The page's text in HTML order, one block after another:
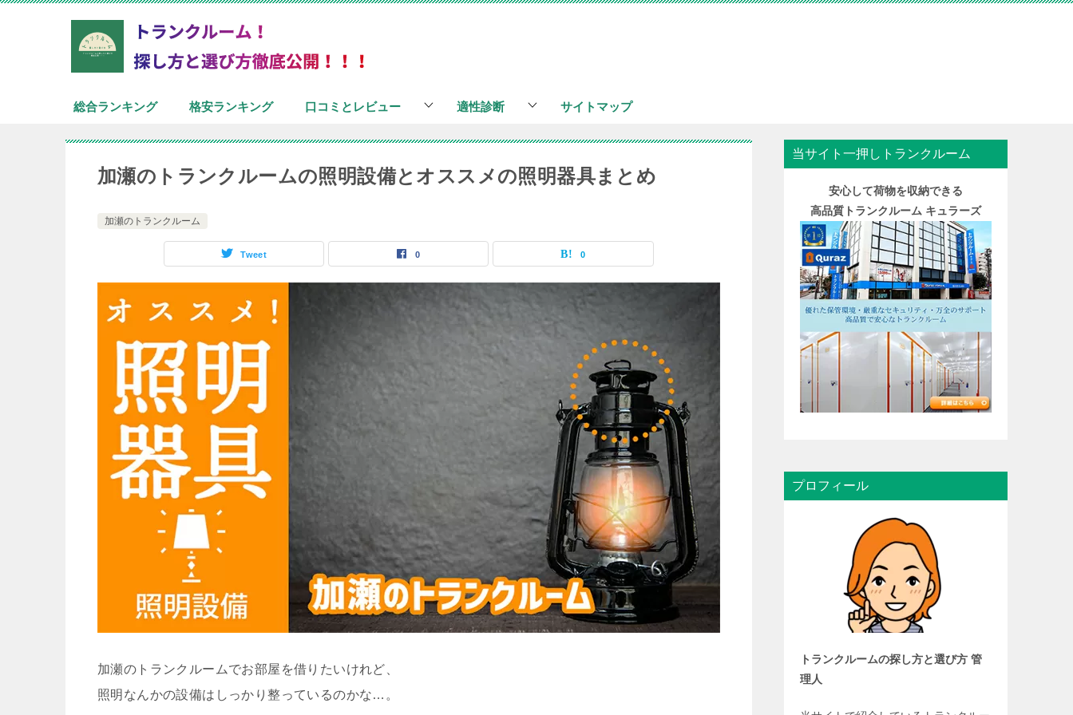
総合ランキング 格安ランキング 口コミとレビュー 適性診断 サイトマップ
加瀬のトランクルームの照明設備とオススメの照明器具まとめ
加瀬のトランクルーム
Tweet 0 0
加瀬のトランクルームでお部屋を借りたいけれど、
照明なんかの設備はしっかり整っているのかな…。
当サイト一押しトランクルーム
安心して荷物を収納できる
高品質トランクルーム キュラーズ
プロフィール
トランクルームの探し方と選び方 管
理人